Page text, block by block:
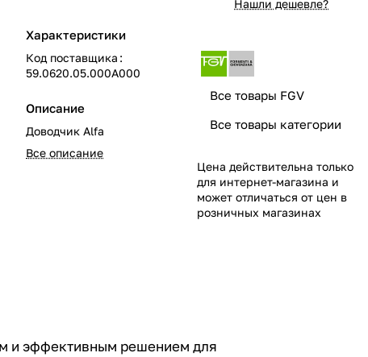
Характеристики
Код поставщика :
59.0620.05.000A000
Описание
Доводчик Alfa
Все описание
Нашли дешевле?
Все товары FGV
Все товары категории
Цена действительна только
для интернет-магазина и
может отличаться от цен в
розничных магазинах
и эффективным решением для